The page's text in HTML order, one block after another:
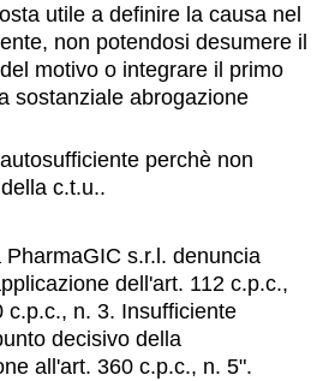
utile a definire la causa nel
non potendosi desumere il
motivo o integrare il primo
sostanziale abrogazione
perchè non
c.t.u..
PharmaGIC s.r.l. denuncia
dell'art. 112 c.p.c.,
c.p.c., n. 3. Insufficiente
decisivo della
all'art. 360 c.p.c., n. 5".